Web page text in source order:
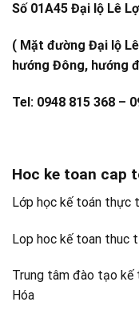
Số 01A45 Đại lộ Lê
( Mặt đường Đại lộ
hướng Đông, hướng
Tel: 0948 815 368 –
Hoc ke toan cap
Lớp học kế toán thực
Lop hoc kế toan thuc
Trung tâm đào tạo kế
Hóa